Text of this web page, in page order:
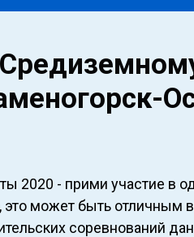
2020 - прими участие в
это может быть отличным
соревнований